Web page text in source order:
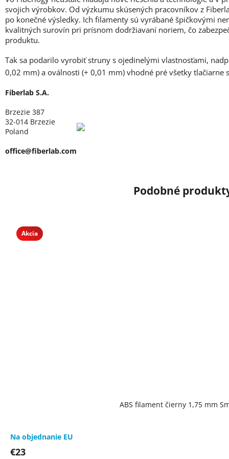
Akcia
ABS filament čierny 1,75 mm
Na objednanie EU
€23
svojich výrobkov. Od výzkumu skúsených pracovníkov z
po konečné výsledky. Ich filamenty sú vyrábané špičkovými
kvalitných surovín pri prísnom dodržiavaní noriem, čo
produktu.
Tak sa podarilo vyrobiť struny s ojedinelými vlastnosťami,
0,02 mm) a oválnosti (+ 0,01 mm) vhodné pré všetky tlačiarne
Fiberlab S.A.
Brzezie 387
32-014 Brzezie
Poland
office@fiberlab.com